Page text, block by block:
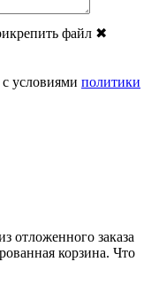
файл ✖
условиями политики
отложенного заказа
корзина. Что